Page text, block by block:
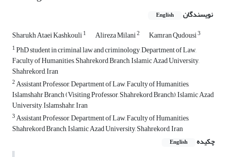
نویسندگان English
Sharukh Ataei Kashkouli1 Alireza Milani2 Kamran Qudousi3
1PhD student in criminal law and criminology, Department of Law,
Faculty of Humanities, Shahrekord Branch, Islamic Azad University,
Shahrekord, Iran
2Assistant Professor, Department of Law, Faculty of Humanities,
Islamshahr Branch (Visiting Professor, Shahrekord Branch), Islamic Azad
University, Islamshahr, Iran
3Assistant Professor, Department of Law, Faculty of Humanities,
Shahrekord Branch, Islamic Azad University, Shahrekord, Iran
چکیده
English